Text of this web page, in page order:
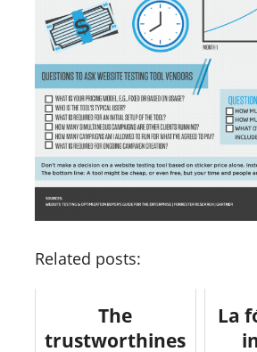
Related posts:
The
trustworthines
La